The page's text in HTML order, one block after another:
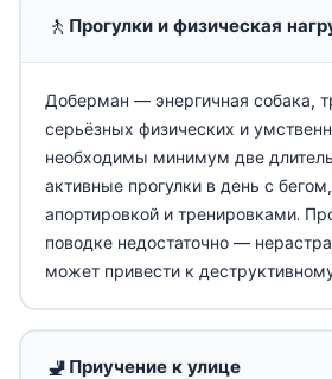
🚶 Прогулки и физическая
Доберман — энергичная собака,
серьёзных физических и
необходимы минимум две
активные прогулки в день с
апортировкой и тренировками.
поводке недостаточно —
может привести к
🚽 Приучение к улице